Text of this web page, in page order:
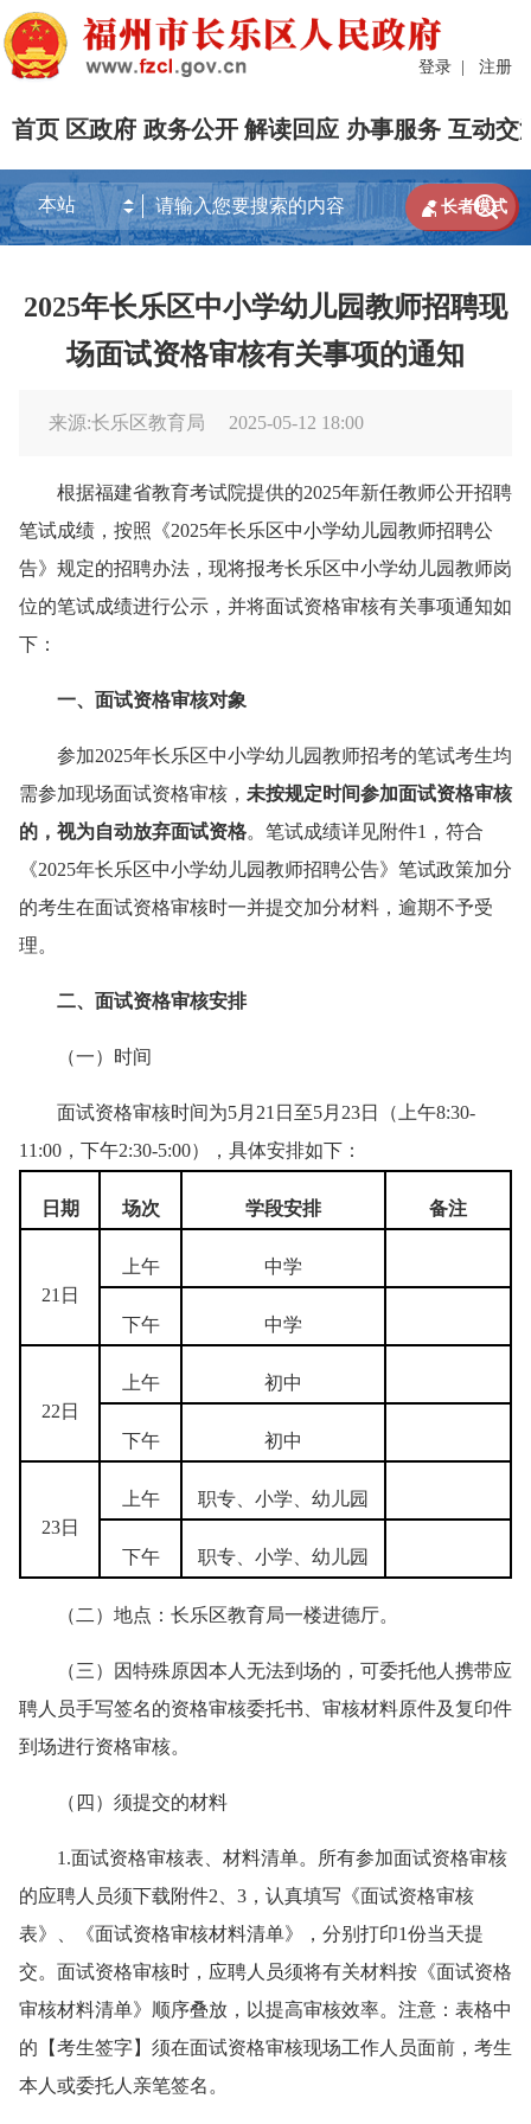
登录 | 注册
首页 区政府 政务公开 解读回应 办事服务 互动交

 长者模式
2025年长乐区中小学幼儿园教师招聘现
场面试资格审核有关事项的通知
来源:长乐区教育局 2025-05-12 18:00
根据福建省教育考试院提供的2025年新任教师公开招聘
笔试成绩，按照《2025年长乐区中小学幼儿园教师招聘公
告》规定的招聘办法，现将报考长乐区中小学幼儿园教师岗
位的笔试成绩进行公示，并将面试资格审核有关事项通知如
下：
一、面试资格审核对象
参加2025年长乐区中小学幼儿园教师招考的笔试考生均
需参加现场面试资格审核， 未按规定时间参加面试资格审核
的，视为自动放弃面试资格。笔试成绩详见附件1，符合
《2025年长乐区中小学幼儿园教师招聘公告》笔试政策加分
的考生在面试资格审核时一并提交加分材料，逾期不予受
理。
二、面试资格审核安排
（一）时间
面试资格审核时间为5月21日至5月23日（上午8:30-
11:00，下午2:30-5:00），具体安排如下：
日期 场次 学段安排 备注
21日
上午 中学
下午 中学
22日
上午 初中
下午 初中
23日
上午 职专、小学、幼儿园
下午 职专、小学、幼儿园
（二）地点：长乐区教育局一楼进德厅。
（三）因特殊原因本人无法到场的，可委托他人携带应
聘人员手写签名的资格审核委托书、审核材料原件及复印件
到场进行资格审核。
（四）须提交的材料
1.面试资格审核表、材料清单。所有参加面试资格审核
的应聘人员须下载附件2、3，认真填写《面试资格审核
表》、《面试资格审核材料清单》，分别打印1份当天提
交。面试资格审核时，应聘人员须将有关材料按《面试资格
审核材料清单》顺序叠放，以提高审核效率。注意：表格中
的【考生签字】须在面试资格审核现场工作人员面前，考生
本人或委托人亲笔签名。